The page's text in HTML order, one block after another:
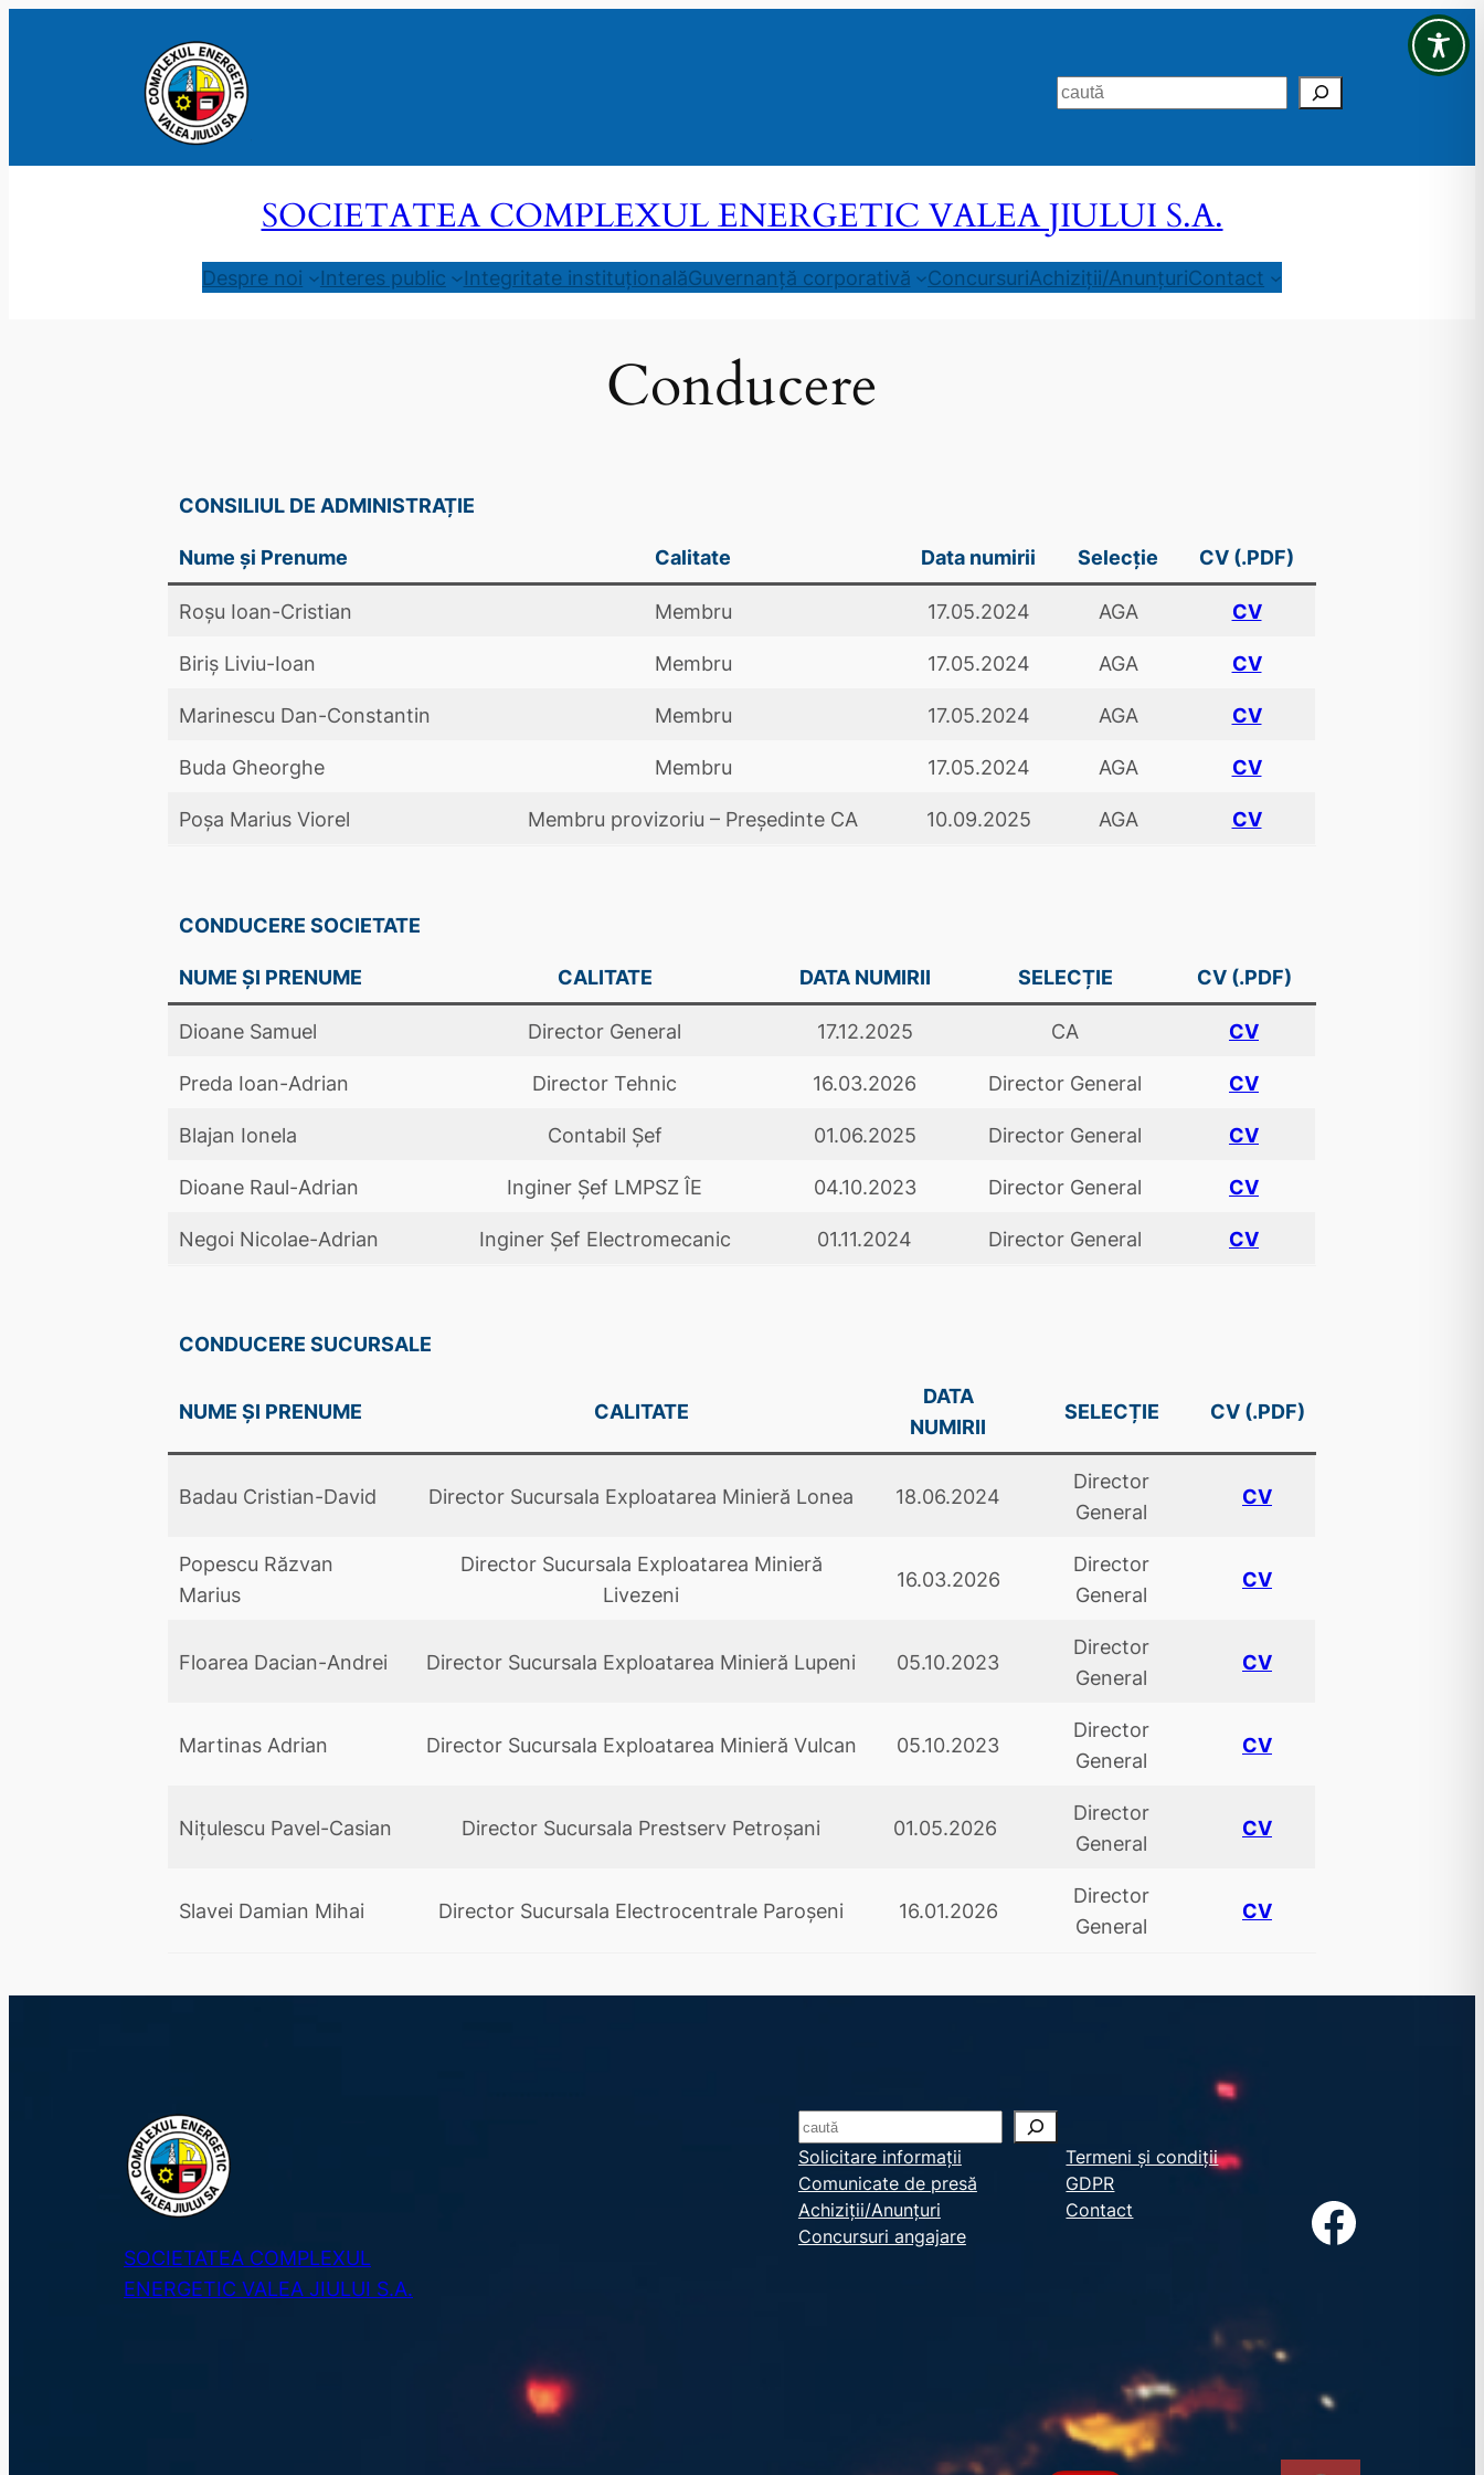
Search
SOCIETATEA COMPLEXUL ENERGETIC VALEA JIULUI S.A.
Despre noi Interes public Integritate instituționalăGuvernanță corporativă ConcursuriAchiziții/AnunțuriContact
Conducere
CONSILIUL DE ADMINISTRAȚIE
Nume și Prenume Calitate Data numirii Selecție CV (.PDF)
Roșu Ioan-Cristian Membru 17.05.2024 AGA CV
Biriș Liviu-Ioan Membru 17.05.2024 AGA CV
Marinescu Dan-Constantin Membru 17.05.2024 AGA CV
Buda Gheorghe Membru 17.05.2024 AGA CV
Poşa Marius Viorel Membru provizoriu – Președinte CA 10.09.2025 AGA CV
CONDUCERE SOCIETATE
NUME ȘI PRENUME CALITATE DATA NUMIRII SELECȚIE CV (.PDF)
Dioane Samuel Director General 17.12.2025 CA CV
Preda Ioan-Adrian Director Tehnic 16.03.2026 Director General CV
Blajan Ionela Contabil Şef 01.06.2025 Director General CV
Dioane Raul-Adrian Inginer Şef LMPSZ ÎE 04.10.2023 Director General CV
Negoi Nicolae-Adrian Inginer Şef Electromecanic 01.11.2024 Director General CV
CONDUCERE SUCURSALE
NUME ȘI PRENUME CALITATE
DATA
NUMIRII
SELECȚIE CV (.PDF)
Badau Cristian-David Director Sucursala Exploatarea Minieră Lonea 18.06.2024
Director
General
CV
Popescu Răzvan
Marius
Director Sucursala Exploatarea Minieră
Livezeni
16.03.2026
Director
General
CV
Floarea Dacian-Andrei Director Sucursala Exploatarea Minieră Lupeni 05.10.2023
Director
General
CV
Martinas Adrian Director Sucursala Exploatarea Minieră Vulcan 05.10.2023
Director
General
CV
Nițulescu Pavel-Casian Director Sucursala Prestserv Petroşani 01.05.2026
Director
General
CV
Slavei Damian Mihai Director Sucursala Electrocentrale Paroșeni 16.01.2026
Director
General
CV
SOCIETATEA COMPLEXUL
ENERGETIC VALEA JIULUI S.A.
S
e
a
r
c
Solicitare informații
Comunicate de presă
Achiziții/Anunțuri
Concursuri angajare
Termeni și condiții
GDPR
Contact
Facebook